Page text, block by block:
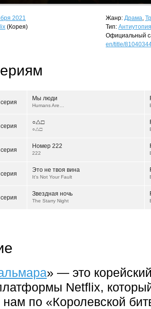
2021
(Корея)
Жанр: Драма,
Тип: Антиутопия
Официальный
en/title/
Мы люди
Humans Are…
○△□
○△□
Номер 222
222
Это не твоя вина
It's Not Your Fault
Звездная ночь
The Starry Night
» — это
Netflix,
по «Королевской